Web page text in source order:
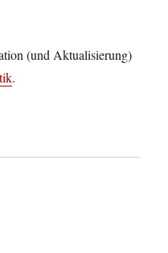
(und Aktualisierung)
.